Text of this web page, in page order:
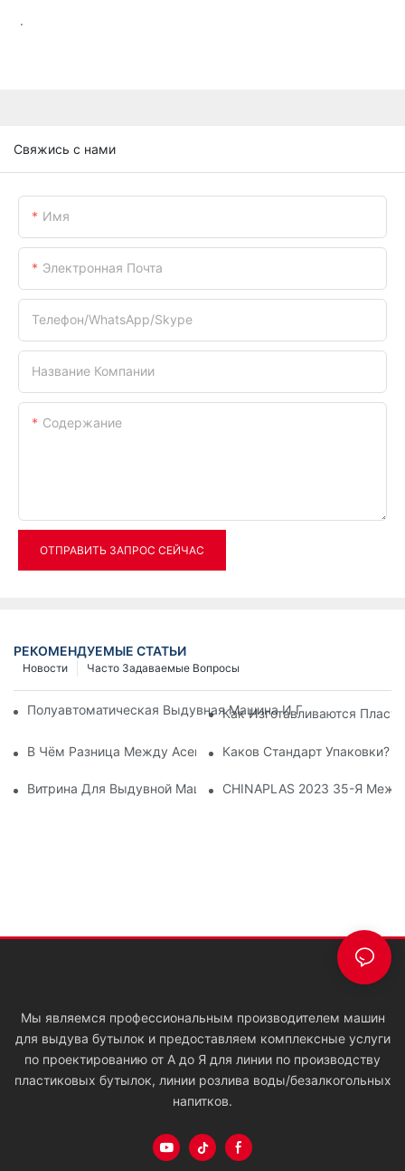
.
Свяжись с нами
Имя
Электронная Почта
Телефон/WhatsApp/Skype
Название Компании
Содержание
ОТПРАВИТЬ ЗАПРОС СЕЙЧАС
РЕКОМЕНДУЕМЫЕ СТАТЬИ
Часто Задаваемые Вопросы
Новости
Полуавтоматическая Выдувная Машина И Полностью
Как Изготавливаются
В Чём Разница Между Асептическим Наполнением,
Каков Стандарт Упаковки?
Витрина Для Выдувной МашиныCHINAPLAS 2023 35-Я
Мы являемся профессиональным производителем машин
для выдува бутылок и предоставляем комплексные услуги
по проектированию от А до Я для линии по производству
пластиковых бутылок, линии розлива воды/безалкогольных
напитков.